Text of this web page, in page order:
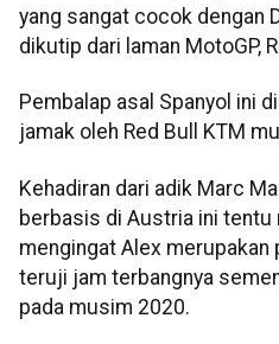
yang sangat cocok dengan
dikutip dari laman MotoGP,
Pembalap asal Spanyol ini
jamak oleh Red Bull KTM
Kehadiran dari adik Marc
berbasis di Austria ini tentu
mengingat Alex merupakan
teruji jam terbangnya
pada musim 2020.